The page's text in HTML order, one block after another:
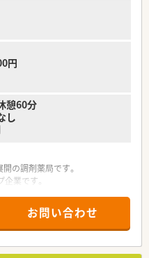
で、時短制度は小学5年生まで
す。
フバランスが整っています
割引制度など嬉しいメリットも
円
60分
し
の調剤薬局です。
業です。
の店舗で地域に根付いた薬局
上あり地域のかかりつけ薬局と
お問い合わせ